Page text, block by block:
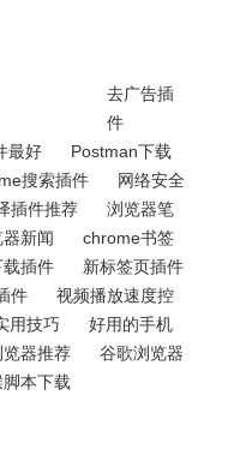
去广告插
件
最好
Postman下载
搜索插件
网络安全
插件推荐
浏览器笔
新闻
chrome书签
载插件
新标签页插件
件
视频播放速度控
用技巧
好用的手机
览器推荐
谷歌浏览器
本下载